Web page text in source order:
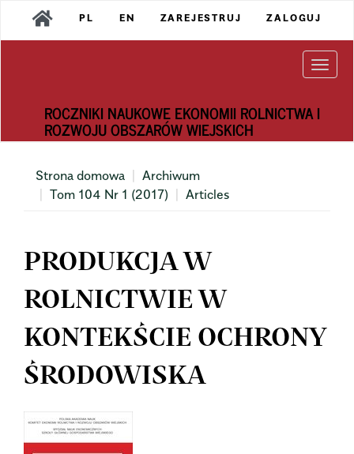
Main
Navigation
PL EN ZAREJESTRUJ ZALOGUJ
ROCZNIKI NAUKOWE EKONOMII ROLNICTWA I
ROZWOJU OBSZARÓW WIEJSKICH
Strona domowa
Archiwum
Tom 104 Nr 1 (2017)
Articles
PRODUKCJA W
ROLNICTWIE W
KONTEKŚCIE OCHRONY
ŚRODOWISKA
Article